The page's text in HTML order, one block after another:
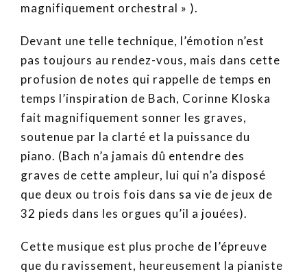
magnifiquement orchestral » ).
Devant une telle technique, l’émotion n’est
pas toujours au rendez-vous, mais dans cette
profusion de notes qui rappelle de temps en
temps l’inspiration de Bach, Corinne Kloska
fait magnifiquement sonner les graves,
soutenue par la clarté et la puissance du
piano. (Bach n’a jamais dû entendre des
graves de cette ampleur, lui qui n’a disposé
que deux ou trois fois dans sa vie de jeux de
32 pieds dans les orgues qu’il a jouées).
Cette musique est plus proche de l’épreuve
que du ravissement, heureusement la pianiste